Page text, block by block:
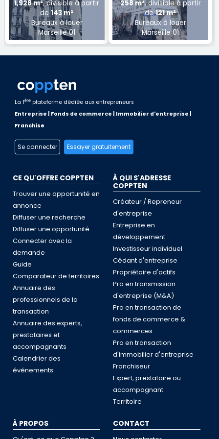
1,928 m², divisible à partir
de143 m²
Bureaux à louer
Marseille 01
258 m², divisible à partir
de121 m²
Bureaux à louer
Marseille 01
La 1ère plateforme dédiée aux entrepreneurs
Entreprise | Fonds de commerce | Immobilier d'entreprise |
Franchise
Se connecter Essayer gratuitement
CE QU'OFFRE COPPTEN
Trouver une opportunité en
annonce
Diffuser une recherche
Diffuser une opportunité
Connecter avec la
demande
Guide
Comparateur de territoires
Annuaire des
professionnels de la
transaction
Annuaire des experts,
prestataires et
accompagnants
Calendrier des
événements
À QUI S'ADRESSE
COPPTEN
Créateur / Repreneur
d'entreprise
Entreprise en
développement
Investisseur individuel
Cédant d'entreprise
Propriétaire d'actifs
Pro en transmission
d'entreprise (M&A)
Pro en transaction de
fonds de commerce &
commerces
Pro en transaction
d'immobilier d'entreprise
Franchiseur
Expert, prestataire ou
accompagnant
Territoire
À PROPOS CONTACT